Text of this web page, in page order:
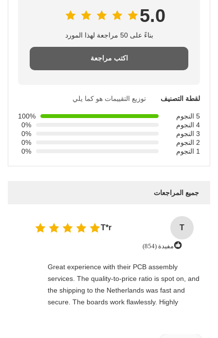
5.0
بناءً على 50 مراجعة لهذا المورد
اكتب مراجعة
لقطة التصنيف توزيع التقييمات هو كما يلي
5 النجوم
100%
4 النجوم
0%
0%
0%
0%
جميع المراجعات
T
T*r
مفيدة (854)
Great experience with their PCB assembly
services. The quality-to-price ratio is spot on, and
the shipping to the Netherlands was fast and
secure. The boards work flawlessly. Highly